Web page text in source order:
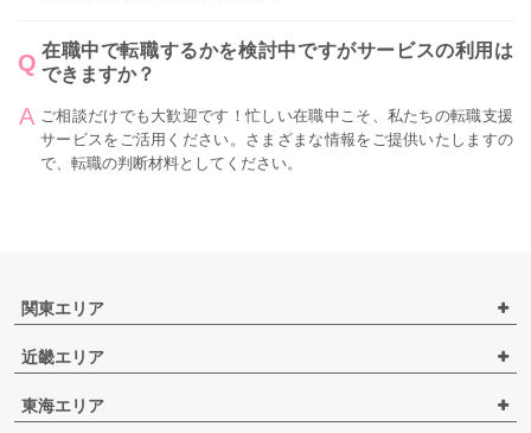
在職中で転職するかを検討中ですがサービスの利用は
できますか？
ご相談だけでも大歓迎です！忙しい在職中こそ、私たちの転職支援
サービスをご活用ください。さまざまな情報をご提供いたしますの
で、転職の判断材料としてください。
関東エリア
近畿エリア
東海エリア